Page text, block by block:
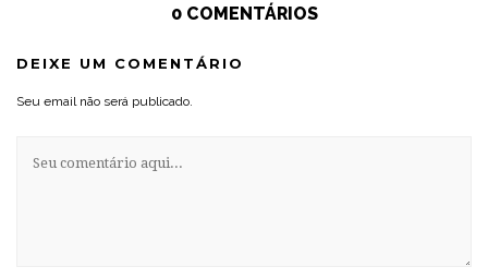
0 COMENTÁRIOS
DEIXE UM COMENTÁRIO
Seu email não será publicado.